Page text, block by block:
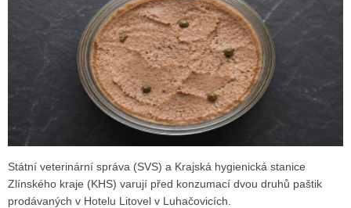
Státní veterinární správa (SVS) a Krajská hygienická stanice
Zlínského kraje (KHS) varují před konzumací dvou druhů paštik
prodávaných v Hotelu Litovel v Luhačovicích.